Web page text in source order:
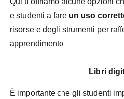
Qui ti offriamo alcune opzioni
e studenti a fare un uso
risorse e degli strumenti per
apprendimento
Libri
È importante che gli studenti